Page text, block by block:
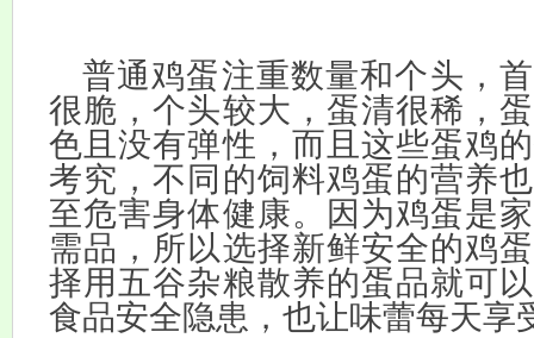
普通鸡蛋注重数量和个头，
很脆，个头较大，蛋清很稀，
色且没有弹性，而且这些蛋鸡
考究，不同的饲料鸡蛋的营养
至危害身体健康。因为鸡蛋是
需品，所以选择新鲜安全的鸡
择用五谷杂粮散养的蛋品就可
食品安全隐患，也让味蕾每天享